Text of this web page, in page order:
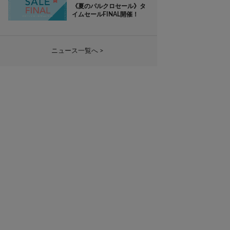
《夏のパルクロセール》タ
イムセールFINAL開催！
ニュース一覧へ >